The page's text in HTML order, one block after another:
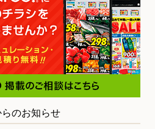
のお知らせ